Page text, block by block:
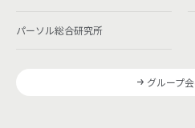
パーソル総合研究所
グループ